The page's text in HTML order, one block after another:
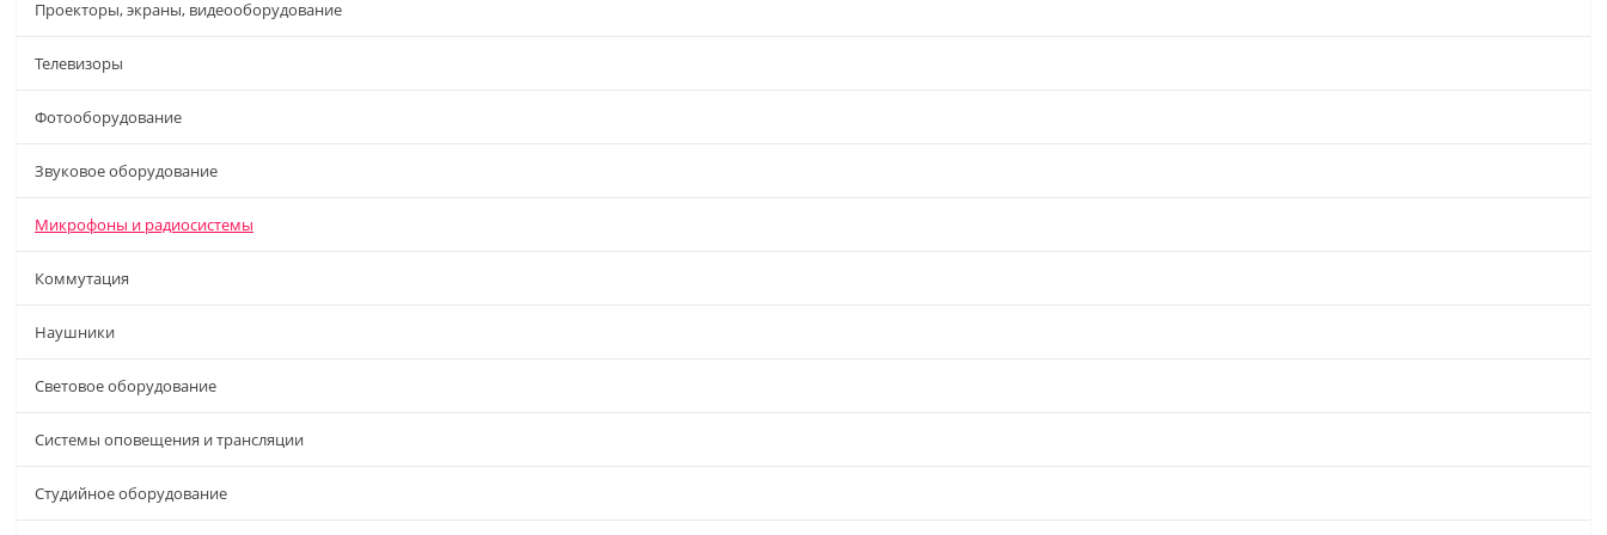
Проекторы, экраны, видеооборудование
Телевизоры
Фотооборудование
Звуковое оборудование
Микрофоны и радиосистемы
Коммутация
Наушники
Световое оборудование
Системы оповещения и трансляции
Студийное оборудование